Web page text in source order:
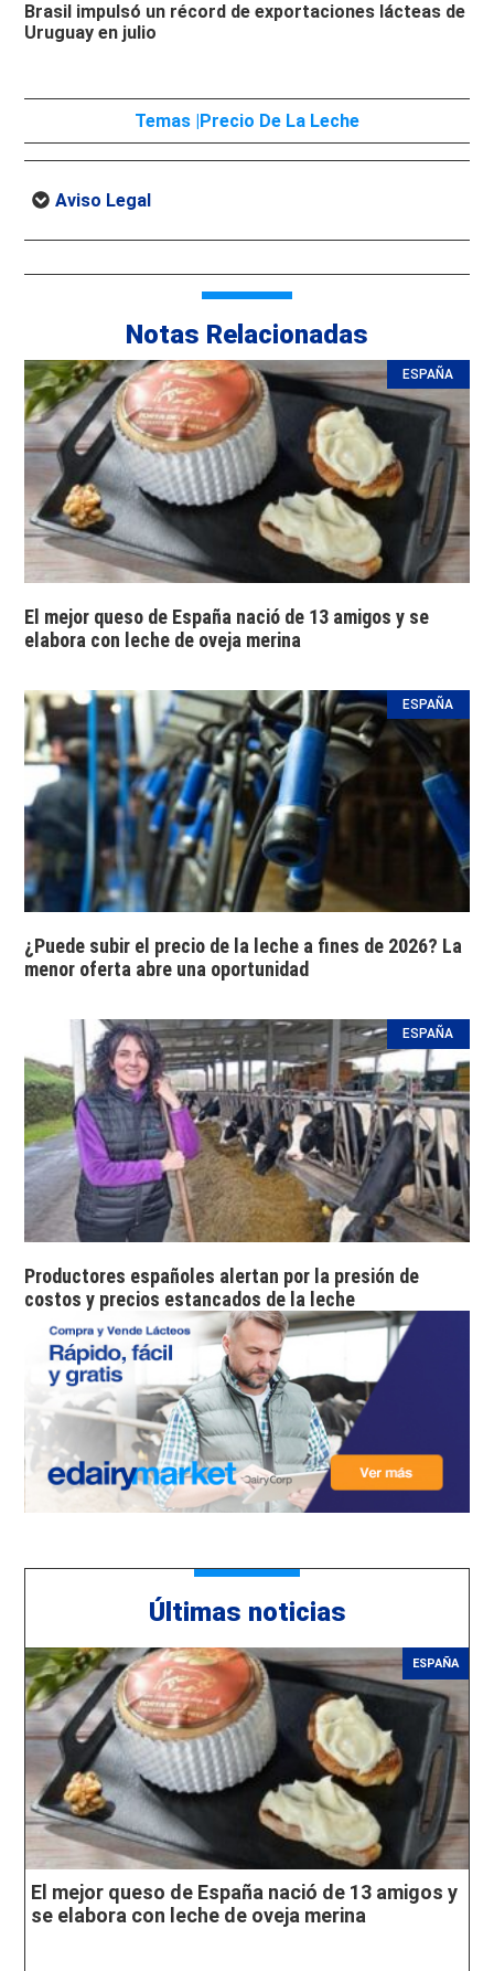
Brasil impulsó un récord de exportaciones lácteas de
Uruguay en julio
Temas |Precio De La Leche
Aviso Legal
Notas Relacionadas
ESPAÑA
El mejor queso de España nació de 13 amigos y se
elabora con leche de oveja merina
ESPAÑA
¿Puede subir el precio de la leche a fines de 2026? La
menor oferta abre una oportunidad
ESPAÑA
Productores españoles alertan por la presión de
costos y precios estancados de la leche
Últimas noticias
ESPAÑA
El mejor queso de España nació de 13 amigos y
se elabora con leche de oveja merina